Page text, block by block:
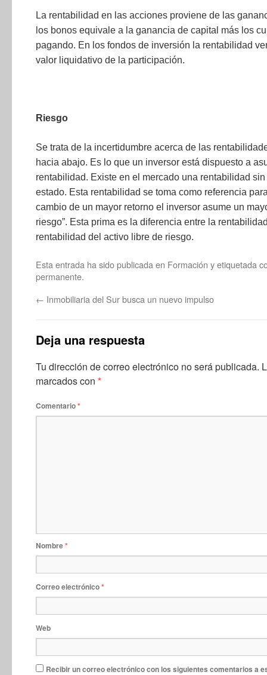
La rentabilidad en las acciones proviene de las
los bonos equivale a la ganancia de capital más los
pagando. En los fondos de inversión la rentabilidad
valor liquidativo de la participación.
Riesgo
Se trata de la incertidumbre acerca de las
hacia abajo. Es lo que un inversor está dispuesto a
rentabilidad. Existe en el mercado una rentabilidad
estado. Esta rentabilidad se toma como referencia
cambio de un mayor retorno el inversor asume un
riesgo”. Esta prima es la diferencia entre la
rentabilidad del activo libre de riesgo.
Esta entrada ha sido publicada en Formación y etiquetada
permanente.
← Inmobiliaria del Sur busca un nuevo impulso
Deja una respuesta
Tu dirección de correo electrónico no será publicada.
marcados con *
Comentario*
Nombre*
Correo electrónico*
Web
Recibir un correo electrónico con los siguientes comentarios a